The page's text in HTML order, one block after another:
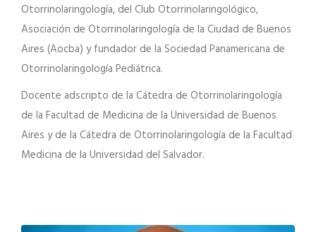
Otorrinolaringología, del Club Otorrinolaringológico,
Asociación de Otorrinolaringología de la Ciudad de Buenos
Aires (Aocba) y fundador de la Sociedad Panamericana de
Otorrinolaringología Pediátrica.
Docente adscripto de la Cátedra de Otorrinolaringología
de la Facultad de Medicina de la Universidad de Buenos
Aires y de la Cátedra de Otorrinolaringología de la Facultad
Medicina de la Universidad del Salvador.